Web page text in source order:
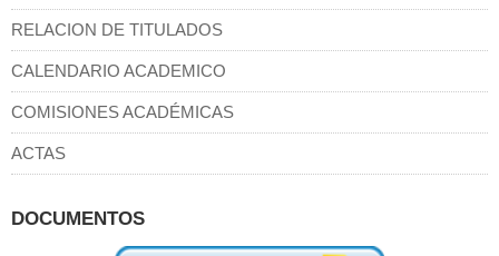
RELACION DE TITULADOS
CALENDARIO ACADEMICO
COMISIONES ACADÉMICAS
ACTAS
DOCUMENTOS